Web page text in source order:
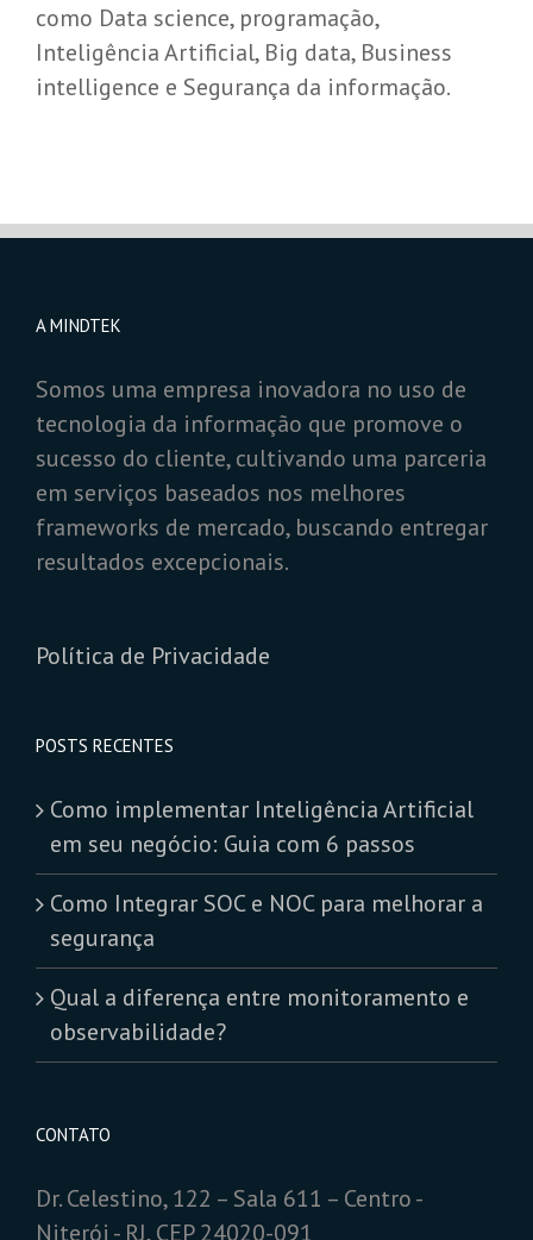
como Data science, programação,
Inteligência Artificial, Big data, Business
intelligence e Segurança da informação.
A MINDTEK
Somos uma empresa inovadora no uso de
tecnologia da informação que promove o
sucesso do cliente, cultivando uma parceria
em serviços baseados nos melhores
frameworks de mercado, buscando entregar
resultados excepcionais.
Política de Privacidade
POSTS RECENTES
Como implementar Inteligência Artificial
em seu negócio: Guia com 6 passos
Como Integrar SOC e NOC para melhorar a
segurança
Qual a diferença entre monitoramento e
observabilidade?
CONTATO
Dr. Celestino, 122 – Sala 611 – Centro -
Niterói - RJ, CEP 24020-091